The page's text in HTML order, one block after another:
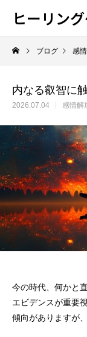
ヒーリン
ブログ 感
内なる叡智に
2026.07.04 感情解
今の時代、何かと
エビデンスが重要
傾向がありますが、